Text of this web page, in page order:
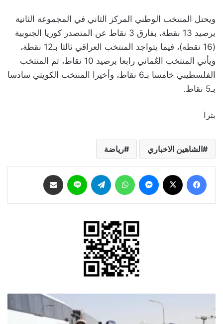
ويحتل المنتخب الوطني المركز الثاني في المجموعة الثانية
برصيد 13 نقطة، بفارق 3 نقاط عن المتصدر كوريا الجنوبية
(16 نقطة)، فيما يتواجد المنتخب العراقي ثالثا بـ12 نقطة،
ويأتي المنتخب العُماني رابعا برصيد 10 نقاط، ثم المنتخب
الفلسطيني خامسا بـ6 نقاط، وأخيرا المنتخب الكويتي سادسا
بـ5 نقاط.
بترا
الشاهين الاخباري رياضة
فيسبوك ماسنجر واتساب تيلقرام لاين
إجراءات